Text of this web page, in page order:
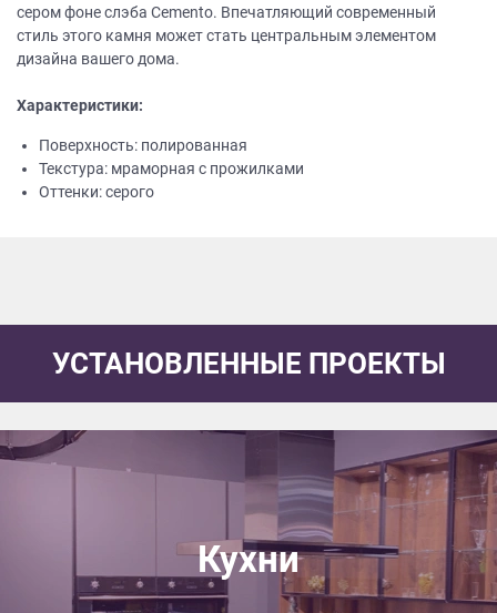
сером фоне слэба Cemento. Впечатляющий современный
стиль этого камня может стать центральным элементом
дизайна вашего дома.
Характеристики:
Поверхность: полированная
Текстура: мраморная с прожилками
Оттенки: серого
УСТАНОВЛЕННЫЕ ПРОЕКТЫ
Кухни